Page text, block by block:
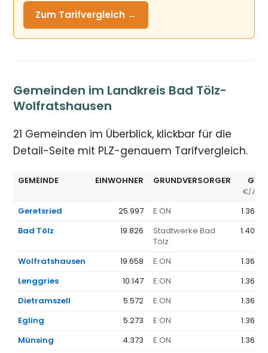
Zum Tarifvergleich →
Gemeinden im Landkreis Bad Tölz-
Wolfratshausen
21 Gemeinden im Überblick, klickbar für die
Detail-Seite mit PLZ-genauem Tarifvergleich.
GEMEINDE EINWOHNER GRUNDVERSORGER GV Ø
€/JAHR
Geretsried 25.997 E.ON
1.368 €
Bad Tölz
19.826
Stadtwerke Bad
Tölz
1.406 €
Wolfratshausen 19.658 E.ON
1.368 €
Lenggries
10.147 E.ON
1.368 €
Dietramszell
5.572 E.ON
1.368 €
Egling
5.273 E.ON
1.368 €
Münsing
4.373 E.ON
1.368 €